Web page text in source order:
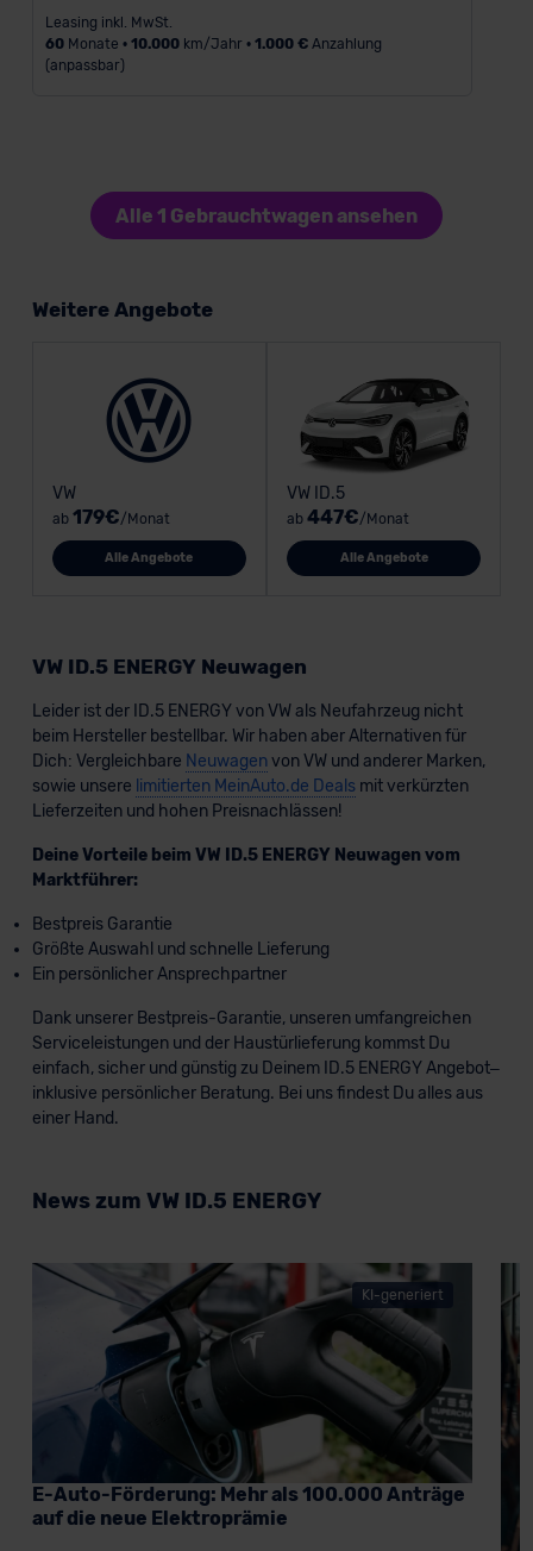
Leasing inkl. MwSt.
60Monate • 10.000km/Jahr • 1.000 €Anzahlung
(anpassbar)
Alle 1 Gebrauchtwagen ansehen
Weitere Angebote
VW
ab 179€/Monat
Alle Angebote
VW ID.5
ab 447€/Monat
Alle Angebote
VW ID.5 ENERGY Neuwagen
Leider ist der ID.5 ENERGY von VW als Neufahrzeug nicht
beim Hersteller bestellbar. Wir haben aber Alternativen für
Dich: Vergleichbare Neuwagenvon VW und anderer Marken,
sowie unsere limitierten MeinAuto.de Dealsmit verkürzten
Lieferzeiten und hohen Preisnachlässen!
Deine Vorteile beim VW ID.5 ENERGY Neuwagen vom
Marktführer:
Bestpreis Garantie
Größte Auswahl und schnelle Lieferung
Ein persönlicher Ansprechpartner
Dank unserer Bestpreis-Garantie, unseren umfangreichen
Serviceleistungen und der Haustürlieferung kommst Du
einfach, sicher und günstig zu Deinem ID.5 ENERGY Angebot–
inklusive persönlicher Beratung. Bei uns findest Du alles aus
einer Hand.
News zum VW ID.5 ENERGY
KI-generiert
E-Auto-Förderung: Mehr als 100.000 Anträge
auf die neue Elektroprämie